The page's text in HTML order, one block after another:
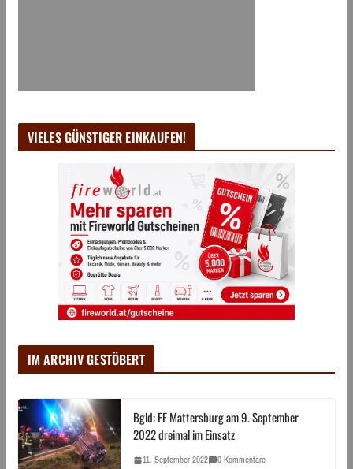
VIELES GÜNSTIGER EINKAUFEN!
IM ARCHIV GESTÖBERT
Bgld: FF Mattersburg am 9. September
2022 dreimal im Einsatz
11. September 2022 0 Kommentare